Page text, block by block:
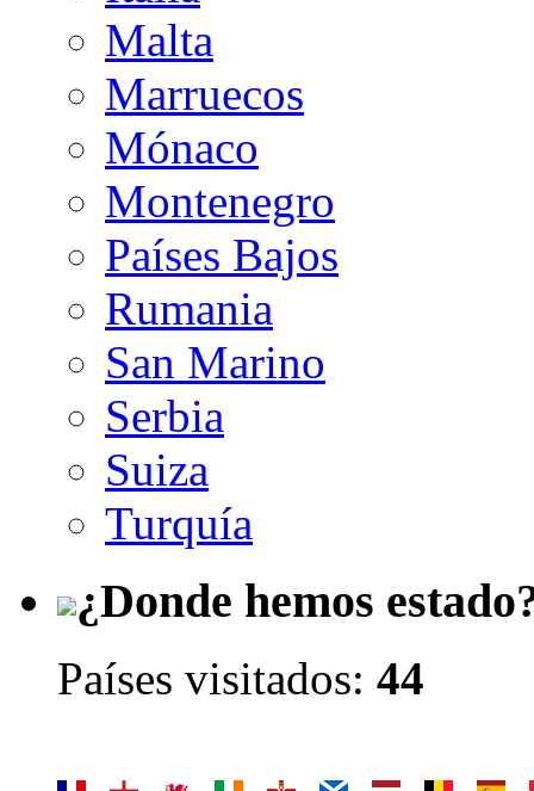
Malta
Marruecos
Mónaco
Montenegro
Países Bajos
Rumania
San Marino
Serbia
Suiza
Turquía
¿Donde hemos
Países visitados: 44